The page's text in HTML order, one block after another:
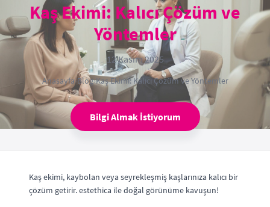
Kaş Ekimi: Kalıcı Çözüm ve
Yöntemler
12 Kasım 2025
Anasayfa›Blog›Kaş Ekimi: Kalıcı Çözüm ve Yöntemler
Bilgi Almak İstiyorum
Kaş ekimi, kaybolan veya seyrekleşmiş kaşlarınıza kalıcı bir
çözüm getirir. estethica ile doğal görünüme kavuşun!